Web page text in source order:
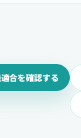
合を確認する